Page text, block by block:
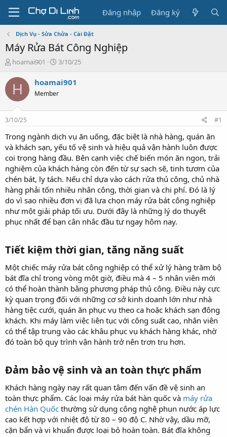
Đăng nhập Đăng ký
Dịch Vụ - Sửa Chửa - Cài Đặt
Máy Rửa Bát Công Nghiệp
T
r
e
a
s
t
a
t
e
r
hoamai901
N
à
3/10/25
H hoamai901
Member
3/10/25 #1
Trong ngành dịch vụ ăn uống, đặc biệt là nhà hàng, quán ăn
và khách sạn, yếu tố vệ sinh và hiệu quả vận hành luôn được
coi trọng hàng đầu. Bên cạnh việc chế biến món ăn ngon, trải
nghiệm của khách hàng còn đến từ sự sạch sẽ, tinh tươm của
chén bát, ly tách. Nếu chỉ dựa vào cách rửa thủ công, chủ nhà
hàng phải tốn nhiều nhân công, thời gian và chi phí. Đó là lý
do vì sao nhiều đơn vị đã lựa chọn máy rửa bát công nghiệp
như một giải pháp tối ưu. Dưới đây là những lý do thuyết
phục nhất để bạn cân nhắc đầu tư ngay hôm nay.
Tiết kiệm thời gian, tăng năng suất​
Một chiếc máy rửa bát công nghiệp có thể xử lý hàng trăm bộ
bát đĩa chỉ trong vòng một giờ, điều mà 4 – 5 nhân viên mới
có thể hoàn thành bằng phương pháp thủ công. Điều này cực
kỳ quan trọng đối với những cơ sở kinh doanh lớn như nhà
hàng tiệc cưới, quán ăn phục vụ theo ca hoặc khách sạn đông
khách. Khi máy làm việc liên tục với công suất cao, nhân viên
có thể tập trung vào các khâu phục vụ khách hàng khác, nhờ
đó toàn bộ quy trình vận hành trở nên trơn tru hơn.
Đảm bảo vệ sinh và an toàn thực phẩm​
Khách hàng ngày nay rất quan tâm đến vấn đề vệ sinh an
toàn thực phẩm. Các loại máy rửa bát hàn quốc và máy rửa
chén Hàn Quốc thường sử dụng công nghệ phun nước áp lực
cao kết hợp với nhiệt độ từ 80 – 90 độ C. Nhờ vậy, dầu mỡ,
cặn bẩn và vi khuẩn được loại bỏ hoàn toàn. Bát đĩa không